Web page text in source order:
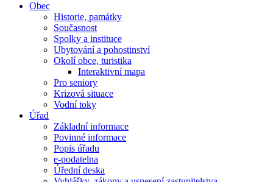
Obec
Historie, památky
Současnost
Spolky a instituce
Ubytování a pohostinství
Okolí obce, turistika
Interaktivní mapa
Pro seniory
Krizová situace
Vodní toky
Úřad
Základní informace
Povinné informace
Popis úřadu
e-podatelna
Úřední deska